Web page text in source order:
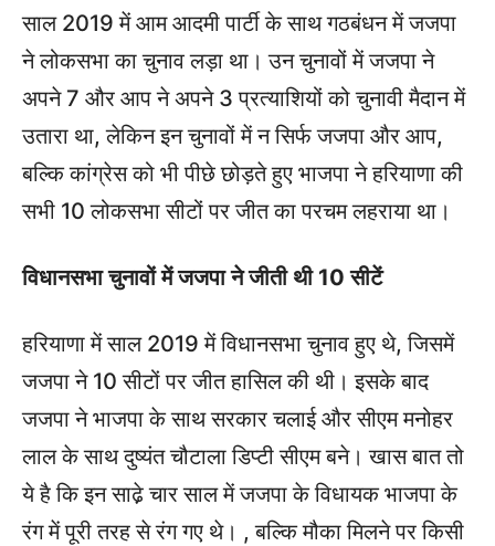
साल 2019 में आम आदमी पार्टी के साथ गठबंधन में जजपा
ने लोकसभा का चुनाव लड़ा था। उन चुनावों में जजपा ने
अपने 7 और आप ने अपने 3 प्रत्याशियों को चुनावी मैदान में
उतारा था, लेकिन इन चुनावों में न सिर्फ जजपा और आप,
बल्कि कांग्रेस को भी पीछे छोड़ते हुए भाजपा ने हरियाणा की
सभी 10 लोकसभा सीटों पर जीत का परचम लहराया था।
विधानसभा चुनावों में जजपा ने जीती थी 10 सीटें
हरियाणा में साल 2019 में विधानसभा चुनाव हुए थे, जिसमें
जजपा ने 10 सीटों पर जीत हासिल की थी। इसके बाद
जजपा ने भाजपा के साथ सरकार चलाई और सीएम मनोहर
लाल के साथ दुष्यंत चौटाला डिप्टी सीएम बने। खास बात तो
ये है कि इन साढे़ चार साल में जजपा के विधायक भाजपा के
रंग में पूरी तरह से रंग गए थे। , बल्कि मौका मिलने पर किसी